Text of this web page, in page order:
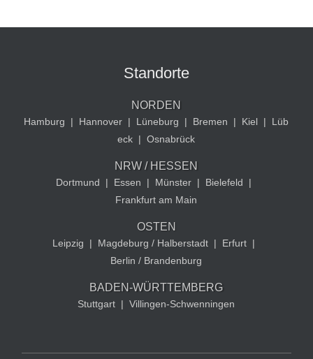
Standorte
NORDEN
Hamburg | Hannover | Lüneburg | Bremen | Kiel |
Lüb
eck | Osnabrück
NRW / HESSEN
Dortmund | Essen | Münster | Bielefeld
|
Frankfurt am Main
OSTEN
Leipzig | Magdeburg / Halberstadt | Erfurt |
Berlin / Brandenburg
BADEN-WÜRTTEMBERG
Stuttgart | Villingen-Schwenningen